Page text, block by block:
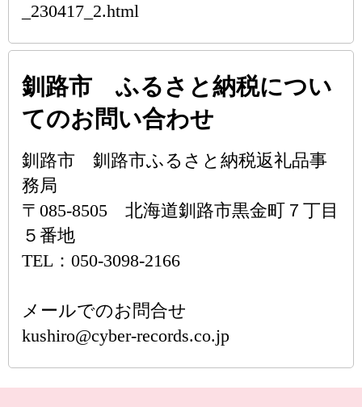
_230417_2.html
釧路市 ふるさと納税につい
てのお問い合わせ
釧路市 釧路市ふるさと納税返礼品事
務局
〒085-8505 北海道釧路市黒金町７丁目
５番地
TEL：050-3098-2166
メールでのお問合せ
kushiro@cyber-records.co.jp